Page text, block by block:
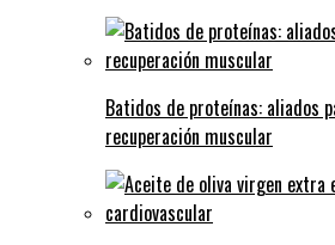
Batidos de proteínas: aliados
recuperación muscular